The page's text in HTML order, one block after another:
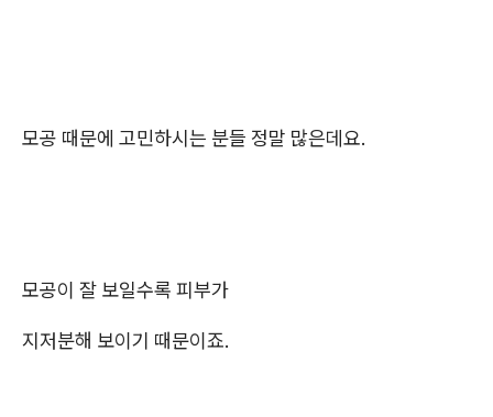
모공 때문에 고민하시는 분들 정말 많은데요.
모공이 잘 보일수록 피부가
지저분해 보이기 때문이죠.